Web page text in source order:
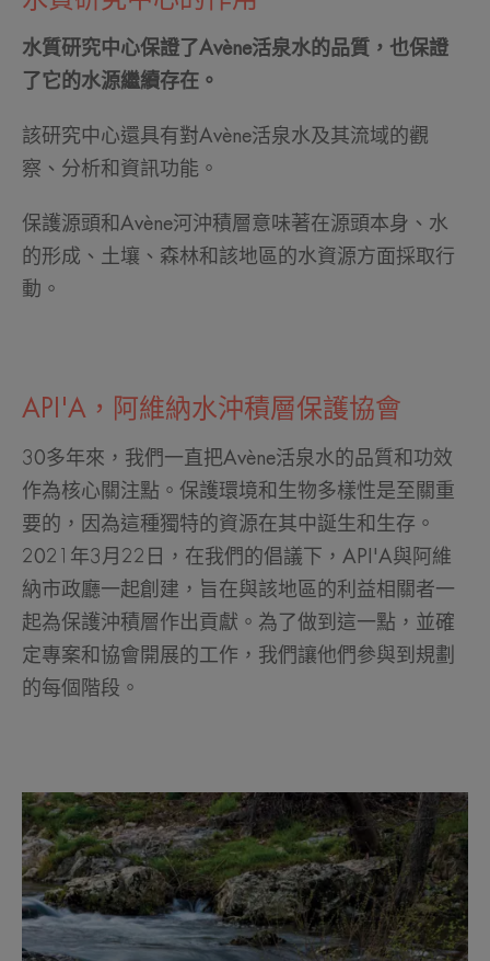
水質研究中心保證了Avène活泉水的品質，也保證
了它的水源繼續存在。
該研究中心還具有對Avène活泉水及其流域的觀
察、分析和資訊功能。
保護源頭和Avène河沖積層意味著在源頭本身、水
的形成、土壤、森林和該地區的水資源方面採取行
動。
API'A，阿維納水沖積層保護協會
30多年來，我們一直把Avène活泉水的品質和功效
作為核心關注點。保護環境和生物多樣性是至關重
要的，因為這種獨特的資源在其中誕生和生存。
2021年3月22日，在我們的倡議下，API'A與阿維
納市政廳一起創建，旨在與該地區的利益相關者一
起為保護沖積層作出貢獻。為了做到這一點，並確
定專案和協會開展的工作，我們讓他們參與到規劃
的每個階段。